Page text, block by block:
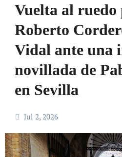
Vuelta al ruedo
Roberto
Vidal ante una
novillada de
en Sevilla
Jul 2, 2026